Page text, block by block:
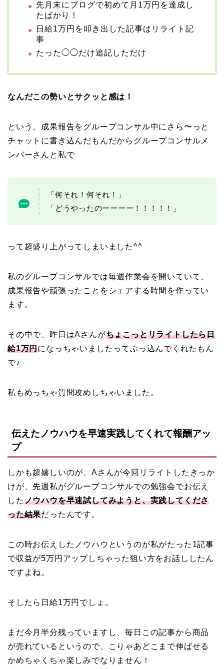
先月末にブログで初めて月1万円を達成し
たばかり！
日給1万円を叩き出した記事はリライト記
事
たった◯◯だけ追記しただけ
なんだこの勢いとサクッと感は！
という、成果報告をグループコンサル中にさら〜っと
チャットに書き込んだもんだからグループコンサルメ
ンバーさんと私で
「何それ！何それ！」
「どうやったのーーーー！！！！！」
って超盛り上がってしまいました^^
私のグループコンサルでは毎週作業会を開いていて、
成果報告や頑張ったことをシェアする時間を作ってい
ます。
その中で、昨日はAさんがちょこっとリライトしたら日
給1万円になっちゃいましたってぶっ込んでくれたもん
で♪
私もめっちゃ質問攻めしちゃいました。
伝えたノウハウを早速実践してくれて報酬アッ
プ
しかも超嬉しいのが、Aさんが今回リライトしたきっか
けが、先週私がグループコンサルでの勉強会でお伝え
したノウハウを早速試してみようと、実践してくださ
った結果だったんです。
この時お伝えしたノウハウというのが私がたった1記事
で収益が5万円アップしちゃった狙い方をお話ししたん
ですよね。
そしたら日給1万円でしょ。
まだ今月半分残っていますし、毎日この記事から商品
が売れているというので、こりゃあどこまで伸ばせる
かめちゃくちゃ楽しみでなりません！